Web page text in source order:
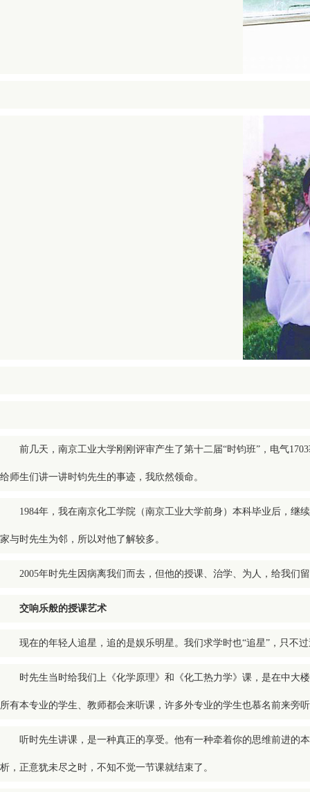
前几天，南京工业大学刚刚评审产生了第十二届“时钧班”，电气
给师生们讲一讲时钧先生的事迹，我欣然领命。
1984年，我在南京化工学院（南京工业大学前身）本科毕业后，
家与时先生为邻，所以对他了解较多。
2005年时先生因病离我们而去，但他的授课、治学、为人，给我们
交响乐般的授课艺术
现在的年轻人追星，追的是娱乐明星。我们求学时也“追星”，只不
时先生当时给我们上《化学原理》和《化工热力学》课，是在中大
所有本专业的学生、教师都会来听课，许多外专业的学生也慕名前来
听时先生讲课，是一种真正的享受。他有一种牵着你的思维前进的
析，正意犹未尽之时，不知不觉一节课就结束了。